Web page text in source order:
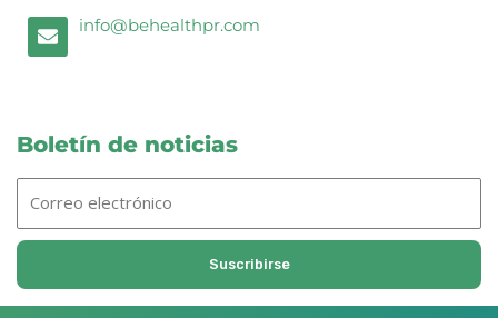
E
n
v
p
e
info@behealthpr.com
Boletín de noticias
electrónico
Suscribirse